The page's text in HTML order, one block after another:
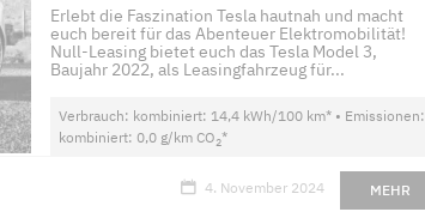
Erlebt die Faszination Tesla hautnah und macht
euch bereit für das Abenteuer Elektromobilität!
Null-Leasing bietet euch das Tesla Model 3,
Baujahr 2022, als Leasingfahrzeug für...
Verbrauch: kombiniert: 14,4 kWh/100 km* • Emissionen:
kombiniert: 0,0 g/km CO2*
4. November 2024 MEHR